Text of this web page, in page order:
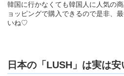
韓国に行かなくても韓国人に人気の
ョッピングで購入できるので是非、
いね♡
日本の「LUSH」は実は安